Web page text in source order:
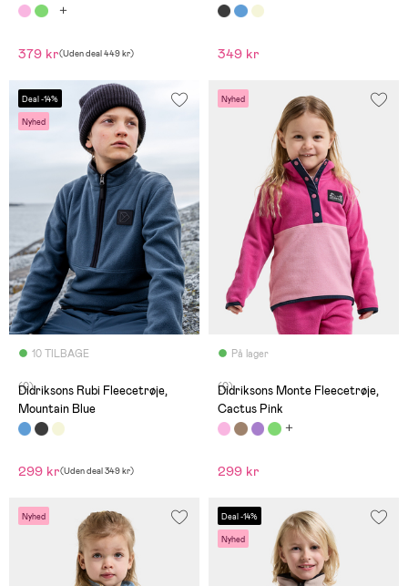
Pink
379 kr(Uden deal449 kr) 349 kr
Deal -14%
Nyhed
10 TILBAGE
(0)
Didriksons Rubi Fleecetrøje,
Mountain Blue
299 kr(Uden deal349 kr)
Nyhed
På lager
(0)
Didriksons Monte Fleecetrøje,
Cactus Pink
299 kr
Nyhed Deal -14%
Nyhed